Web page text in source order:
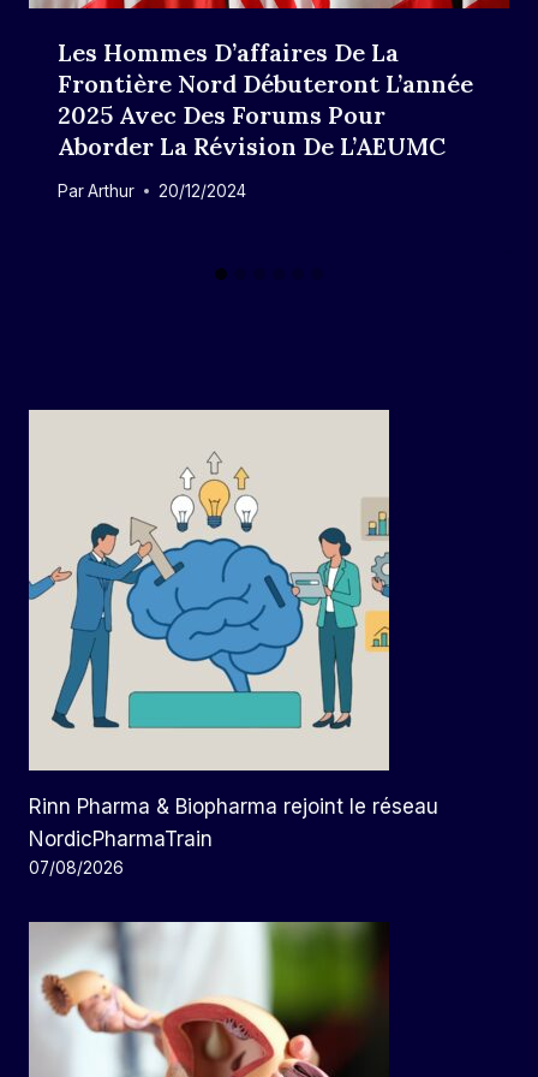
Les Hommes D’affaires De La
Frontière Nord Débuteront L’année
2025 Avec Des Forums Pour
Aborder La Révision De L’AEUMC
ParArthur 20/12/2024
Rinn Pharma & Biopharma rejoint le réseau
NordicPharmaTrain
07/08/2026